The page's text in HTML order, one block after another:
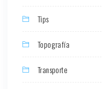
Tips
Topografía
Transporte